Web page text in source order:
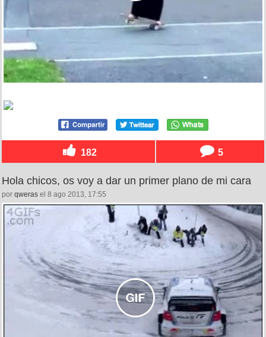
182 5
Hola chicos, os voy a dar un primer plano de mi cara
por qweras el 8 ago 2013, 17:55